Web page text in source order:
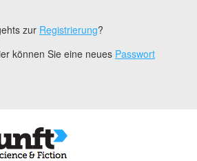
zur Registrierung?
können Sie eine neues Passwort